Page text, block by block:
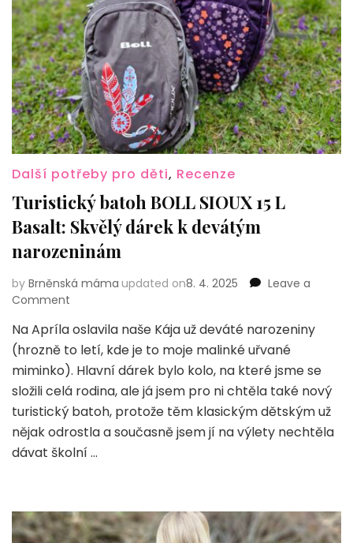
Další potřeby pro děti, Recenze
Turistický batoh BOLL SIOUX 15 L
Basalt: Skvělý dárek k devátým
narozeninám
by Brněnská máma updated on8. 4. 2025
Leave a
Comment
batoh
BOLL
SIOUX
15
L
Basalt:
Skvělý
dárek
Na Apríla oslavila naše Kája už deváté narozeniny
(hrozně to letí, kde je to moje malinké uřvané
miminko). Hlavní dárek bylo kolo, na které jsme se
složili celá rodina, ale já jsem pro ni chtěla také nový
turistický batoh, protože těm klasickým dětským už
nějak odrostla a současně jsem jí na výlety nechtěla
dávat školní …